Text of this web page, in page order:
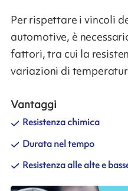
Per rispettare i vincoli
automotive, è
fattori, tra cui la
variazioni di
Vantaggi
Resistenza chimica
Durata nel tempo
Resistenza alle alte e